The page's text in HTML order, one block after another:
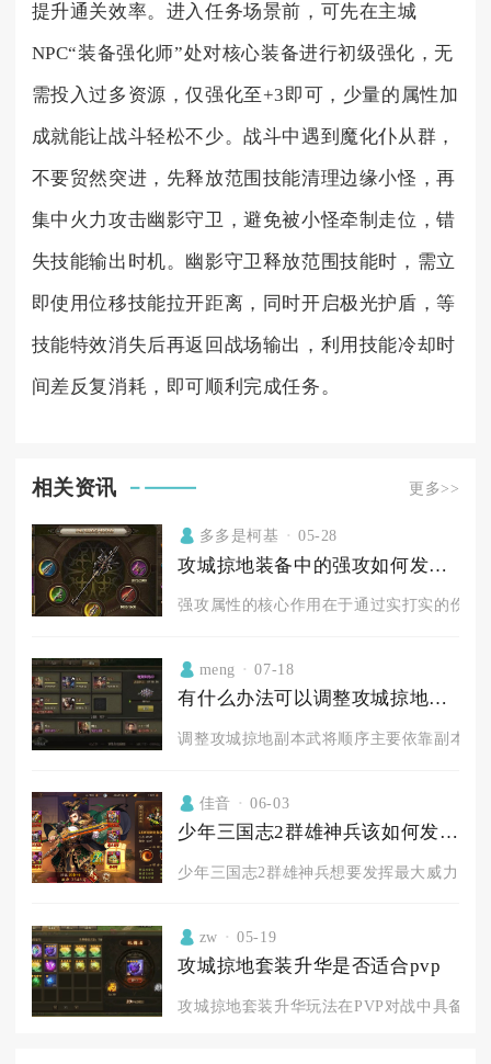
提升通关效率。进入任务场景前，可先在主城
NPC“装备强化师”处对核心装备进行初级强化，无
需投入过多资源，仅强化至+3即可，少量的属性加
成就能让战斗轻松不少。战斗中遇到魔化仆从群，
不要贸然突进，先释放范围技能清理边缘小怪，再
集中火力攻击幽影守卫，避免被小怪牵制走位，错
失技能输出时机。幽影守卫释放范围技能时，需立
即使用位移技能拉开距离，同时开启极光护盾，等
技能特效消失后再返回战场输出，利用技能冷却时
间差反复消耗，即可顺利完成任务。
相关资讯 更多>>
多多是柯基 05-28
攻城掠地装备中的强攻如何发挥作用
强攻属性的核心作用在于通过实打实的伤害
meng 07-18
有什么办法可以调整攻城掠地副本的武将顺序
调整攻城掠地副本武将顺序主要依靠副本战
佳音 06-03
少年三国志2群雄神兵该如何发挥其最大威力
少年三国志2群雄神兵想要发挥最大威力，
zw 05-19
攻城掠地套装升华是否适合pvp
攻城掠地套装升华玩法在PVP对战中具备显